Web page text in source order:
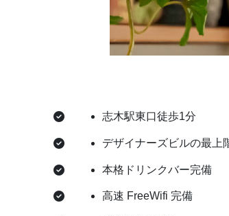
志木駅東口徒歩1分
デザイナーズビルの最上
本格ドリンクバー完備
高速 FreeWifi 完備